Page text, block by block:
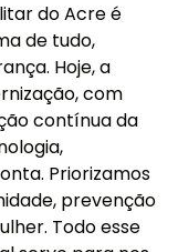
do Acre é
de tudo,
Hoje, a
com
contínua da
Priorizamos
prevenção
Todo esse